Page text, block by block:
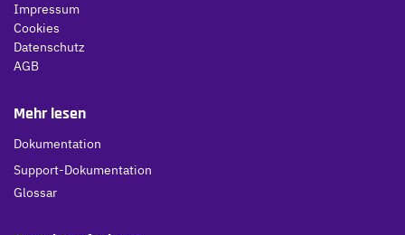
Impressum
Cookies
Datenschutz
AGB
Mehr lesen
Dokumentation
Support-Dokumentation
Glossar